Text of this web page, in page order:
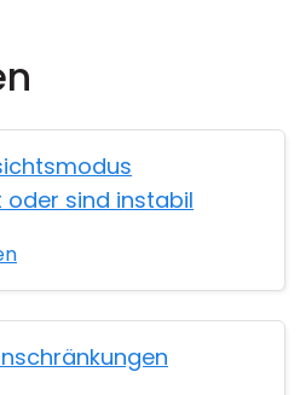
sind instabil